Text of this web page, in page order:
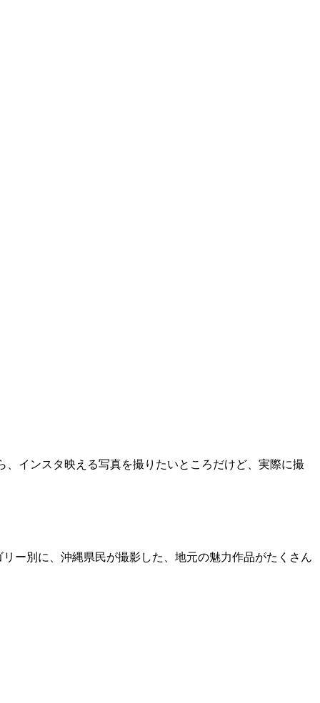
インスタ映える写真を撮りたいところだけど、実際に撮
ー別に、沖縄県民が撮影した、地元の魅力作品がたくさん